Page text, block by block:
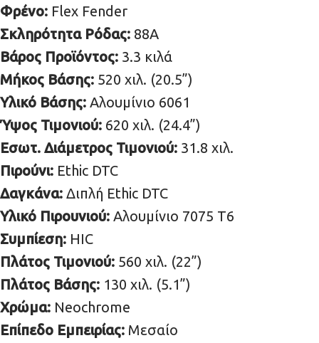
Φρένο: Flex Fender
Σκληρότητα Ρόδας: 88A
Βάρος Προϊόντος: 3.3 κιλά
Μήκος Βάσης: 520 χιλ. (20.5”)
Υλικό Βάσης: Αλουμίνιο 6061
Ύψος Τιμονιού: 620 χιλ. (24.4”)
Εσωτ. Διάμετρος Τιμονιού: 31.8 χιλ.
Πιρούνι: Ethic DTC
Δαγκάνα: Διπλή Ethic DTC
Υλικό Πιρουνιού: Αλουμίνιο 7075 T6
Συμπίεση: HIC
Πλάτος Τιμονιού: 560 χιλ. (22”)
Πλάτος Βάσης: 130 χιλ. (5.1”)
Χρώμα: Neochrome
Επίπεδο Εμπειρίας: Μεσαίο